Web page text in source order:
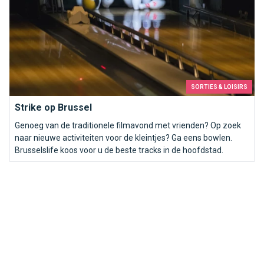
SORTIES & LOISIRS
Strike op Brussel
Genoeg van de traditionele filmavond met vrienden? Op zoek
naar nieuwe activiteiten voor de kleintjes? Ga eens bowlen.
Brusselslife koos voor u de beste tracks in de hoofdstad.